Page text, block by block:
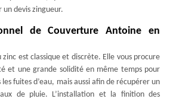
un devis zingueur.
de Couverture Antoine en
est classique et discrète. Elle vous procure
et une grande solidité en même temps pour
fuites d’eau, mais aussi afin de récupérer un
de pluie. L’installation et la finition des